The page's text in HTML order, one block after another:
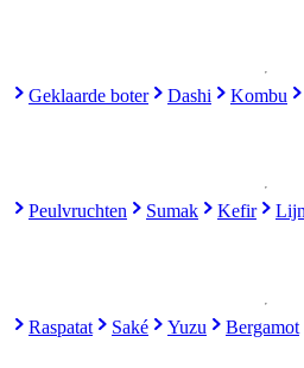
Geklaarde boter Dashi Kombu
Peulvruchten Sumak Kefir
Raspatat Saké Yuzu Bergamot